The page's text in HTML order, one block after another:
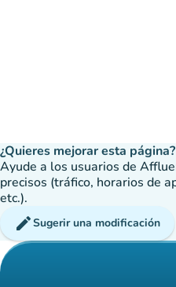
¿Quieres mejorar esta página?
Ayude a los usuarios de
precisos (tráfico, horarios de
etc.).
editSugerir una modificación